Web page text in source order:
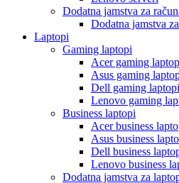
Dodatna jamstva za
Dodatna jamstva
Laptopi
Gaming laptopi
Acer gaming
Asus gaming
Dell gaming laptopi
Lenovo gaming
Business laptopi
Acer business
Asus business
Dell business
Lenovo business
Dodatna jamstva za